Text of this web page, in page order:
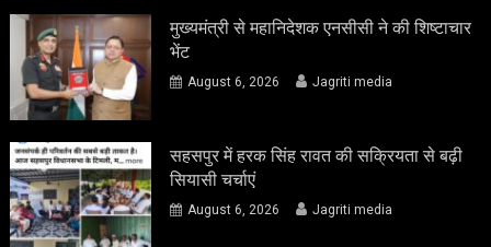
मुख्यमंत्री से महानिदेशक एनसीसी ने की शिष्टाचार
भेंट
August 6, 2026 Jagriti media
सहसपुर में हरक सिंह रावत की सक्रियता से बढ़ी
सियासी चर्चाएं
August 6, 2026 Jagriti media